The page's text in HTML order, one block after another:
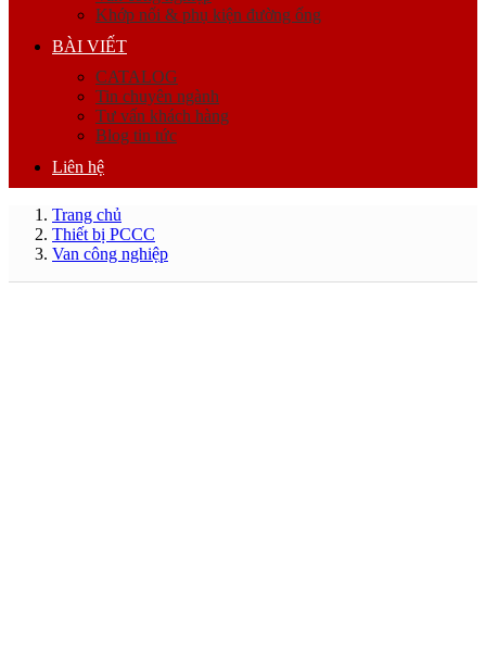
Khớp nối & phụ kiện đường ống
BÀI VIẾT
CATALOG
Tin chuyên ngành
Tư vấn khách hàng
Blog tin tức
Liên hệ
Trang chủ
Thiết bị PCCC
Van công nghiệp